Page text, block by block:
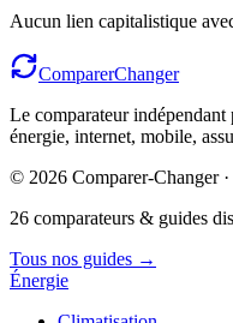
Aucun lien capitalistique
ComparerChanger
Le comparateur
énergie, internet, mobile,
© 2026 Comparer-Changer
26 comparateurs & guides
Tous nos guides →
Énergie